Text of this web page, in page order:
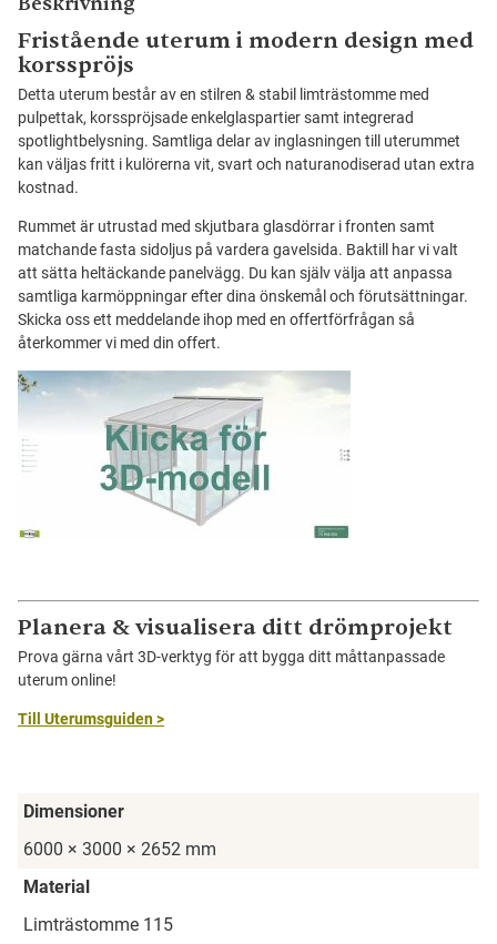
Fristående uterum i modern design med
korsspröjs
Detta uterum består av en stilren & stabil limträstomme med
pulpettak, korsspröjsade enkelglaspartier samt integrerad
spotlightbelysning. Samtliga delar av inglasningen till uterummet
kan väljas fritt i kulörerna vit, svart och naturanodiserad utan extra
kostnad.
Rummet är utrustad med skjutbara glasdörrar i fronten samt
matchande fasta sidoljus på vardera gavelsida. Baktill har vi valt
att sätta heltäckande panelvägg. Du kan själv välja att anpassa
samtliga karmöppningar efter dina önskemål och förutsättningar.
Skicka oss ett meddelande ihop med en offertförfrågan så
återkommer vi med din offert.
Planera & visualisera ditt drömprojekt
Prova gärna vårt 3D-verktyg för att bygga ditt måttanpassade
uterum online!
Till Uterumsguiden >
Dimensioner
6000 × 3000 × 2652 mm
Material
Limträstomme 115